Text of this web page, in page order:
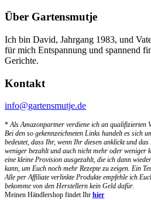
Über Gartensmutje
Ich bin David, Jahrgang 1983, und
für mich Entspannung und spannend
Gerichte.
Kontakt
info@gartensmutje.de
*Als Amazonpartner verdiene ich an qualifizierten
Bei den so gekennzeichneten Links handelt es sich
bedeutet, dass Ihr, wenn Ihr diesen anklickt und
weniger bezahlt und auch nicht mehr oder weniger
eine kleine Provision ausgezahlt, die ich dann
kann, um Euch noch mehr Rezepte zu zeigen. Ein
Alle per Affiliate verlinkte Produkte empfehle ich
bekomme von den Herstellern kein Geld dafür.
Meinen Händlershop findet Ihr hier